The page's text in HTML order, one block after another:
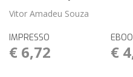
Vitor Amadeu Souza
IMPRESSO
€ 6,72 €